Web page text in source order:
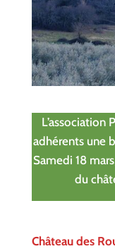
L’association
adhérents une
Samedi 18
du
Château des